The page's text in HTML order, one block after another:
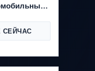
WXMB063
СЕЙЧАС